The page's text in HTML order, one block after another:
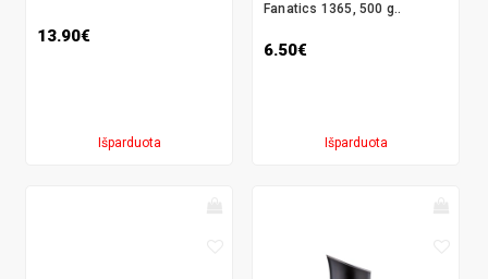
13.90€
Išparduota
Fanatics 1365, 500 g..
6.50€
Išparduota